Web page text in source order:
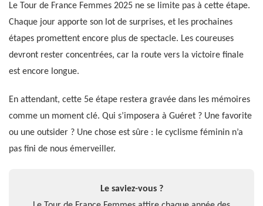
Le Tour de France Femmes 2025 ne se limite pas à cette étape.
Chaque jour apporte son lot de surprises, et les prochaines
étapes promettent encore plus de spectacle. Les coureuses
devront rester concentrées, car la route vers la victoire finale
est encore longue.
En attendant, cette 5e étape restera gravée dans les mémoires
comme un moment clé. Qui s’imposera à Guéret ? Une favorite
ou une outsider ? Une chose est sûre : le cyclisme féminin n’a
pas fini de nous émerveiller.
Le saviez-vous ?